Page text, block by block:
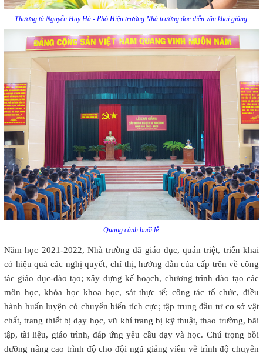
Thượng tá Nguyễn Huy Hà - Phó Hiệu trưởng Nhà trường đọc diễn văn khai giảng.
Quang cảnh buổi lễ.
Năm học 2021-2022, Nhà trường đã giáo dục, quán triệt, triển khai
có hiệu quả các nghị quyết, chỉ thị, hướng dẫn của cấp trên về công
tác giáo dục-đào tạo; xây dựng kế hoạch, chương trình đào tạo các
môn học, khóa học khoa học, sát thực tế; công tác tổ chức, điều
hành huấn luyện có chuyển biến tích cực; tập trung đầu tư cơ sở vật
chất, trang thiết bị dạy học, vũ khí trang bị kỹ thuật, thao trường, bãi
tập, tài liệu, giáo trình, đáp ứng yêu cầu dạy và học. Chú trọng bồi
dưỡng nâng cao trình độ cho đội ngũ giảng viên về trình độ chuyên